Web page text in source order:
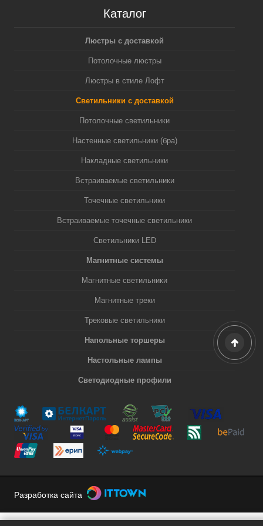
Каталог
Люстры с доставкой
Потолочные люстры
Люстры в стиле Лофт
Светильники с доставкой
Потолочные светильники
Настенные светильники (бра)
Накладные светильники
Встраиваемые светильники
Точечные светильники
Встраиваемые точечные светильники
Светильники LED
Магнитные системы
Магнитные светильники
Магнитные треки
Трековые светильники
Напольные торшеры
Настольные лампы
Светодиодные профили
Разработка сайта